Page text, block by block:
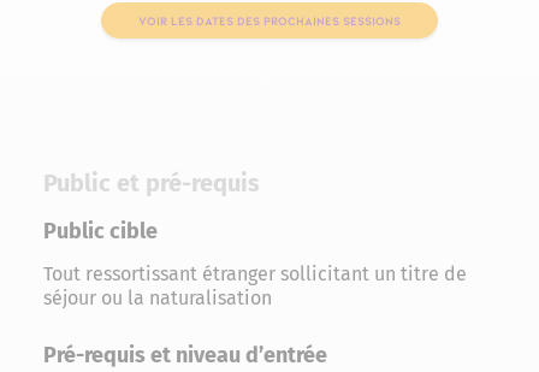
VOIR LES DATES DES PROCHAINES SESSIONS
Public et pré-requis
Public cible
Tout ressortissant étranger sollicitant un titre de
séjour ou la naturalisation
Pré-requis et niveau d’entrée